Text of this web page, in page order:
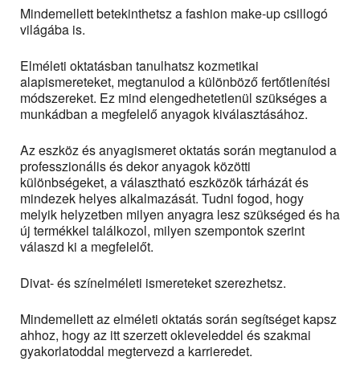
Mindemellett betekinthetsz a fashion make-up csillogó
világába is.
Elméleti oktatásban tanulhatsz kozmetikai
alapismereteket, megtanulod a különböző fertőtlenítési
módszereket. Ez mind elengedhetetlenül szükséges a
munkádban a megfelelő anyagok kiválasztásához.
Az eszköz és anyagismeret oktatás során megtanulod a
professzionális és dekor anyagok közötti
különbségeket, a választható eszközök tárházát és
mindezek helyes alkalmazását. Tudni fogod, hogy
melyik helyzetben milyen anyagra lesz szükséged és ha
új termékkel találkozol, milyen szempontok szerint
válaszd ki a megfelelőt.
Divat- és színelméleti ismereteket szerezhetsz.
Mindemellett az elméleti oktatás során segítséget kapsz
ahhoz, hogy az itt szerzett okleveleddel és szakmai
gyakorlatoddal megtervezd a karrieredet.